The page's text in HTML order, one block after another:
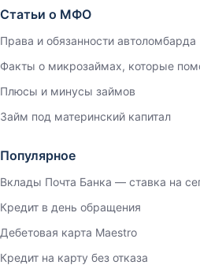
Статьи о МФО
Права и обязанности автоломбарда
Факты о микрозаймах, которые
Плюсы и минусы займов
Займ под материнский капитал
Популярное
Вклады Почта Банка — ставка на
Кредит в день обращения
Дебетовая карта Maestro
Кредит на карту без отказа